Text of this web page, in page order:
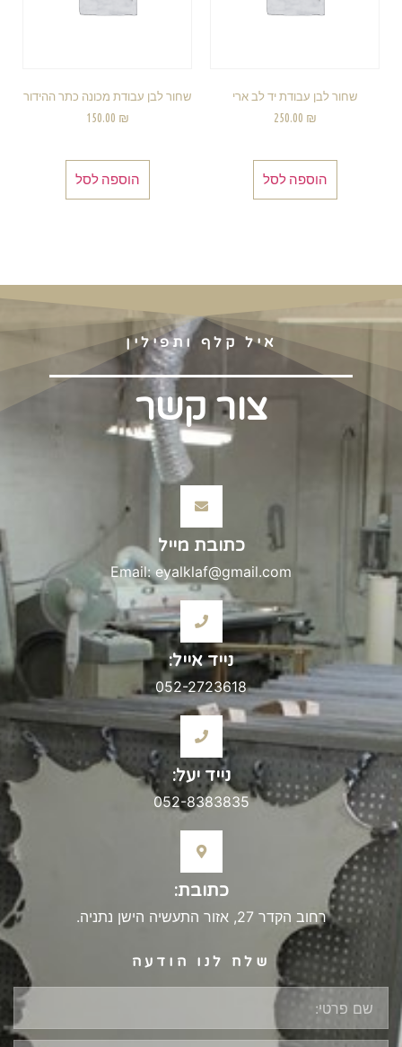
שחור לבן עבודת יד לב ארי
250.00 ₪
הוספה לסל
שחור לבן עבודת מכונה כתר ההידור
150.00 ₪
הוספה לסל
איל קלף ותפילין
צור קשר
כתובת מייל
Email: eyalklaf@gmail.com
נייד אייל:
052-2723618
נייד יעל:
052-8383835
כתובת:
רחוב הקדר 27, אזור התעשיה הישן נתניה.
שלח לנו הודעה